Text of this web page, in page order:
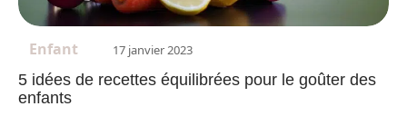
Enfant 17 janvier 2023
5 idées de recettes équilibrées pour le goûter des
enfants